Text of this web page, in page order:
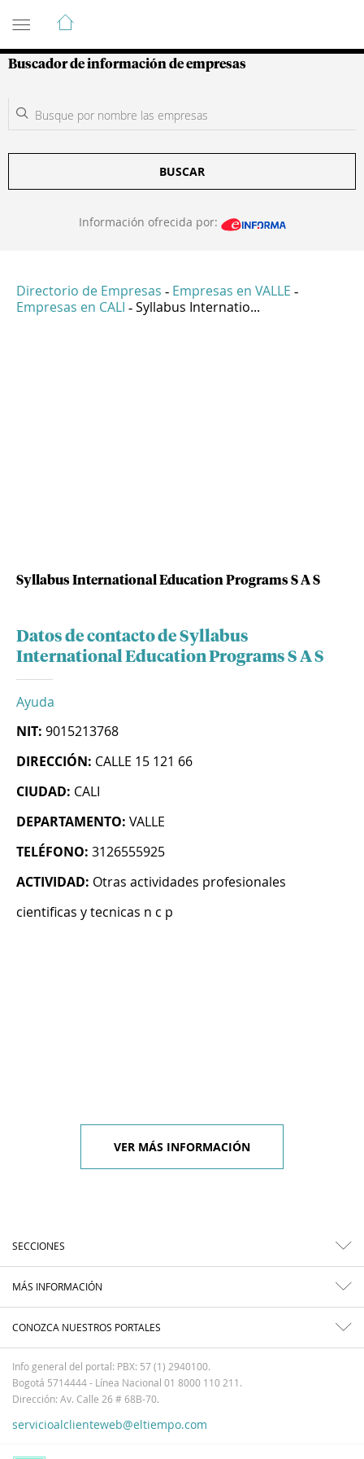
Guía de Empresas Colombianas
Buscador de información de empresas
BUSCAR
Información ofrecida por:
Directorio de Empresas - Empresas en VALLE -
Empresas en CALI - Syllabus Internatio...
Syllabus International Education Programs S A S
Datos de contacto de Syllabus
International Education Programs S A S
Ayuda
NIT: 9015213768
DIRECCIÓN: CALLE 15 121 66
CIUDAD: CALI
DEPARTAMENTO: VALLE
TELÉFONO: 3126555925
ACTIVIDAD: Otras actividades profesionales
cientificas y tecnicas n c p
VER MÁS INFORMACIÓN
SECCIONES
MÁS INFORMACIÓN
CONOZCA NUESTROS PORTALES
Info general del portal: PBX: 57 (1) 2940100.
Bogotá 5714444 - Línea Nacional 01 8000 110 211.
Dirección: Av. Calle 26 # 68B-70.
servicioalclienteweb@eltiempo.com